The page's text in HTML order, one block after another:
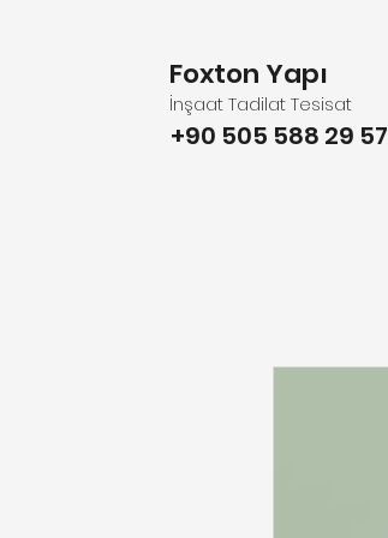
Foxton Yapı
İnşaat Tadilat Tesisat
+90 505 588 29 57